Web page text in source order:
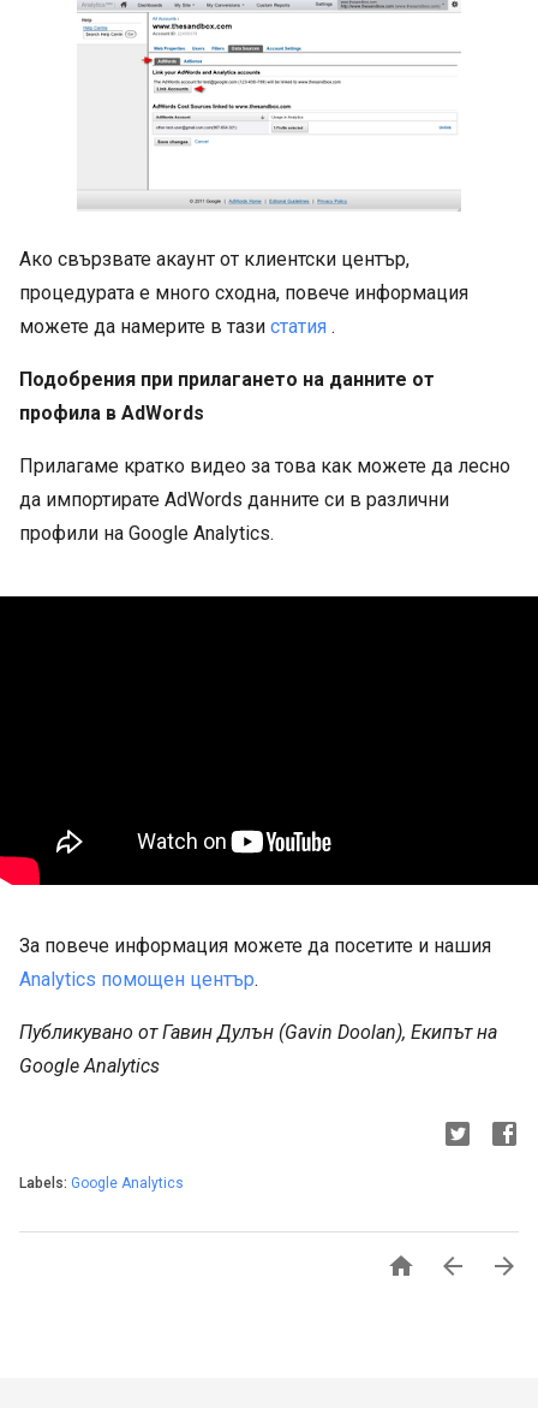
Ако свързвате акаунт от клиентски център,
процедурата е много сходна, повече информация
можете да намерите в тази статия .
Подобрения при прилагането на данните от
профила в AdWords
Прилагаме кратко видео за това как можете да лесно
да импортирате AdWords данните си в различни
профили на Google Analytics.
За повече информация можете да посетите и нашия
Analytics помощен център.
Публикувано от Гавин Дулън (Gavin Doolan), Екипът на
Google Analytics
Labels: Google Analytics
  